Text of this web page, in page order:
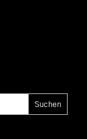
Suchen